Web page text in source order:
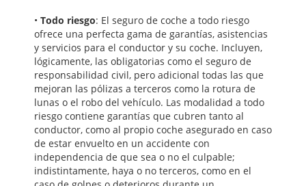
• Todo riesgo: El seguro de coche a todo riesgo
ofrece una perfecta gama de garantías, asistencias
y servicios para el conductor y su coche. Incluyen,
lógicamente, las obligatorias como el seguro de
responsabilidad civil, pero adicional todas las que
mejoran las pólizas a terceros como la rotura de
lunas o el robo del vehículo. Las modalidad a todo
riesgo contiene garantías que cubren tanto al
conductor, como al propio coche asegurado en caso
de estar envuelto en un accidente con
independencia de que sea o no el culpable;
indistintamente, haya o no terceros, como en el